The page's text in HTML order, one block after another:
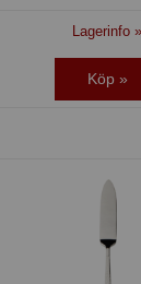
Lagerinfo »
Köp »